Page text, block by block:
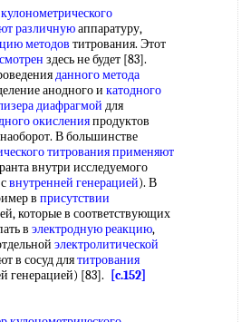
кулонометрического
различнуюаппаратуру,
методов титрования. Этот
здесь не будет [83].
данного метода
анодного и катодного
диафрагмой для
окисленияпродуктов
В большинстве
титрованияприменяют
внутри исследуемого
свнутренней генерацией). В
в присутствии
которые в соответствующих
в электродную реакцию,
электролитической
в сосуд длятитрования
генерацией) [83]. [c.152]